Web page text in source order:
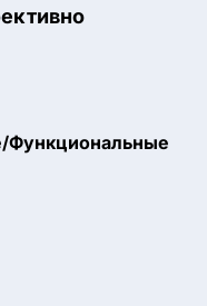
Функциональные